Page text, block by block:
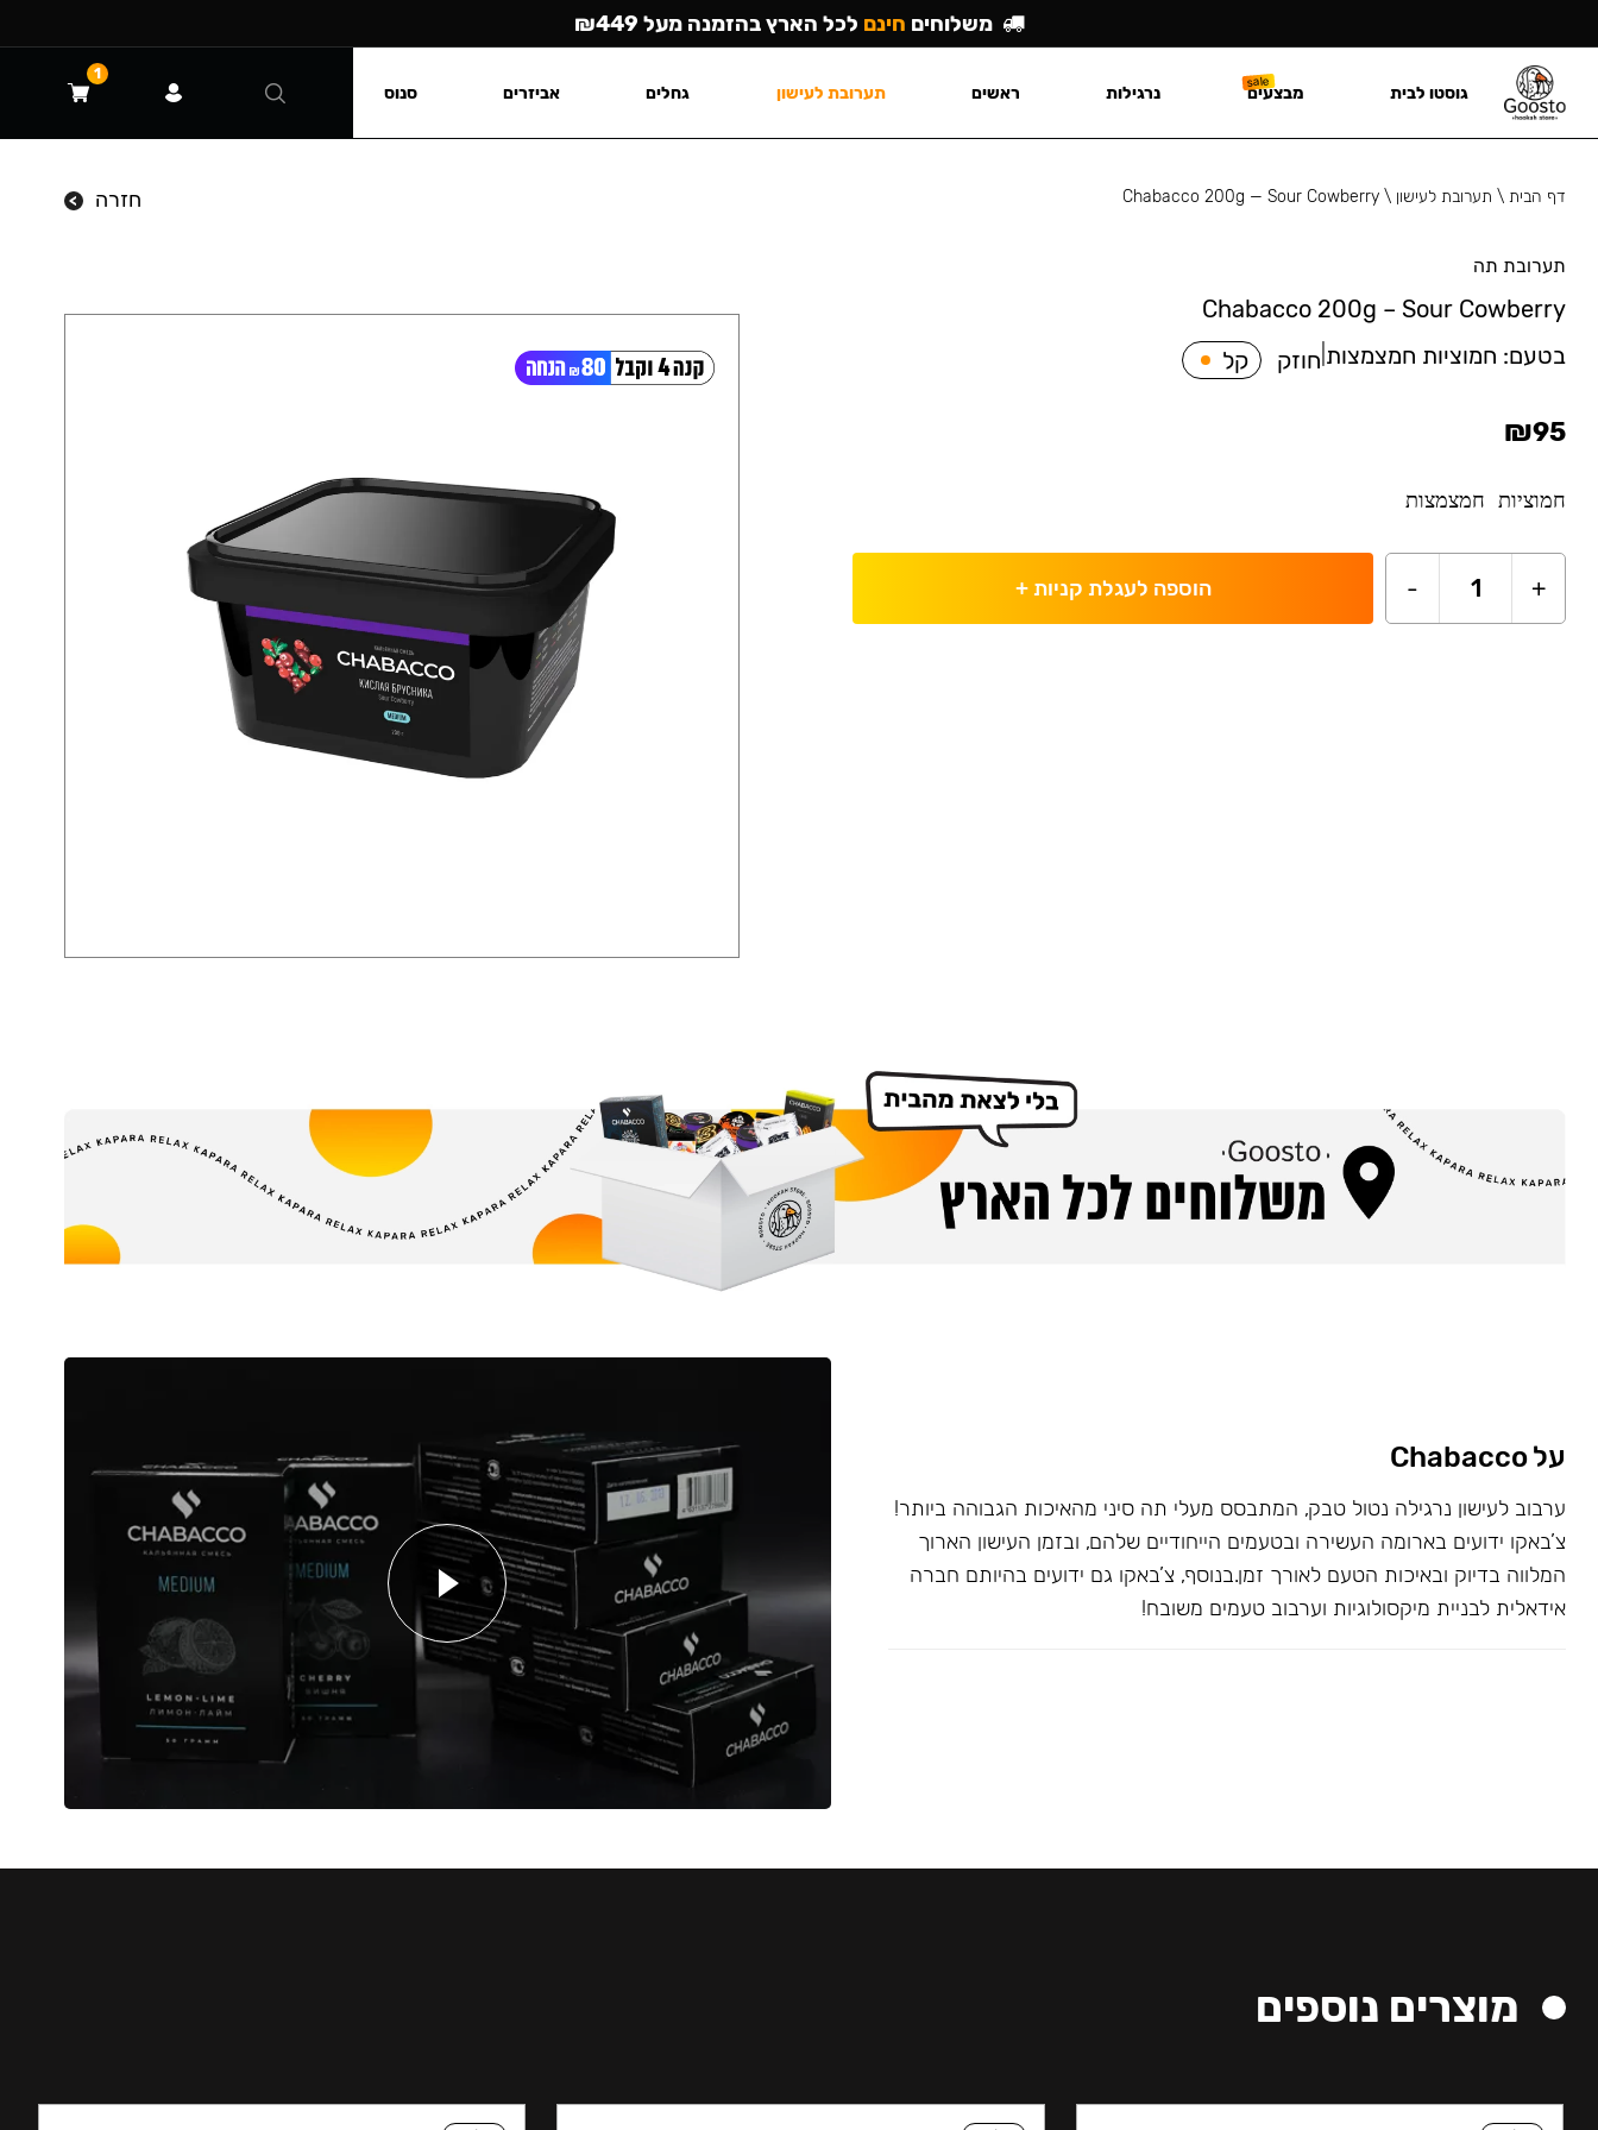
דף הבית\ תערובת לעישון \
Chabacco 200g — Sour Cowberry חזרה
תערובת תה
Chabacco 200g – Sour Cowberry
בטעם: חמוציות חמצמצות חוזק קל
₪95
חמוציות חמצמצות
+
1
- הוספה לעגלת קניות+
על Chabacco
ערבוב לעישון נרגילה נטול טבק, המתבסס מעלי תה סיני מהאיכות הגבוהה ביותר!
צ’באקו ידועים בארומה העשירה ובטעמים הייחודיים שלהם, ובזמן העישון הארוך
המלווה בדיוק ובאיכות הטעם לאורך זמן.בנוסף, צ’באקו גם ידועים בהיותם חברה
אידאלית לבניית מיקסולוגיות וערבוב טעמים משובח!
מוצרים נוספים
משלוחים חינם לכל הארץ בהזמנה מעל ₪449
גוסטו לבית מבצעים נרגילות ראשים תערובת לעישון גחלים אביזרים סנוס
1